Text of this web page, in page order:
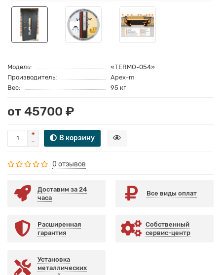
Модель:
«TERMO-054»
Производитель:
Apex-m
Вес:
95 кг
от 45700 ₽
В корзину
0 отзывов
Доставим за 24
часа
Все виды оплат
Расширенная
гарантия
Собственный
сервис-центр
Установка
металлических